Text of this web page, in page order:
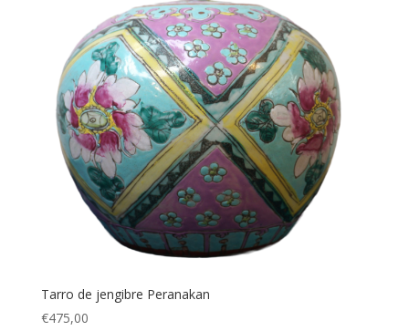
Tarro de jengibre Peranakan
€475,00